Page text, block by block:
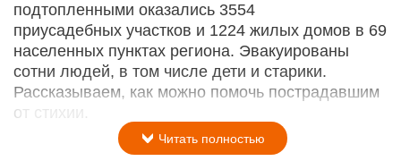
подтопленными оказались 3554
приусадебных участков и 1224 жилых домов в 69
населенных пунктах региона. Эвакуированы
сотни людей, в том числе дети и старики.
Рассказываем, как можно помочь пострадавшим
от стихии.
Читать полностью